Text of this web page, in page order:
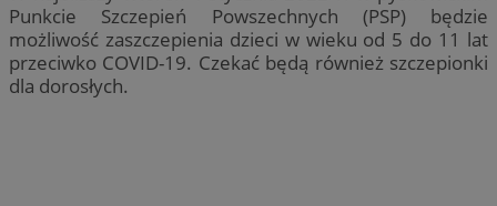
Punkcie Szczepień Powszechnych (PSP) będzie
możliwość zaszczepienia dzieci w wieku od 5 do 11 lat
przeciwko COVID-19. Czekać będą również szczepionki
dla dorosłych.